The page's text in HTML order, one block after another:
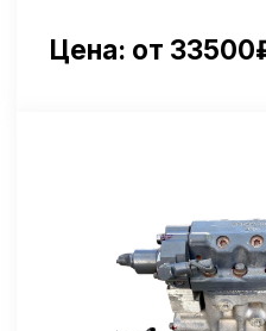
Артикул: 729974-51370